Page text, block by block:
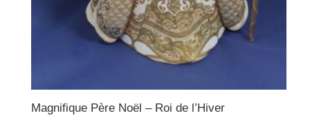
Magnifique Père Noël – Roi de l’Hiver